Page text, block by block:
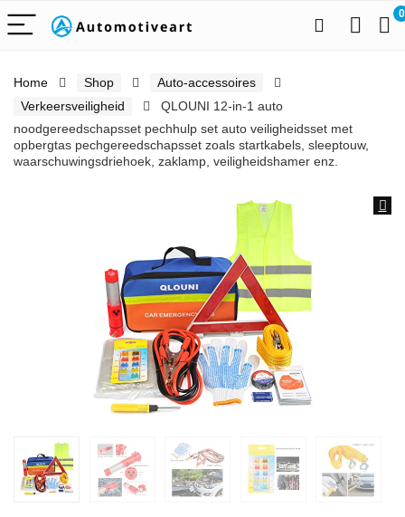
0
Home Shop
Auto-accessoires
Verkeersveiligheid
QLOUNI 12-in-1 auto
noodgereedschapsset pechhulp set auto veiligheidsset met
opbergtas pechgereedschapsset zoals startkabels, sleeptouw,
waarschuwingsdriehoek, zaklamp, veiligheidshamer enz.